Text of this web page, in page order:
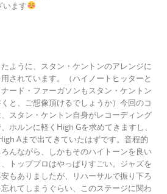
います
ように、スタン・ケントンのアレンジに
されています。（ハイノートヒッターと
ード・ファーガソンもスタン・ケントン
と、ご想像頂けるでしょうか）今回のコ
スタン・ケントン自身がレコーディング
ホルンに軽くHigh Gを求めてきますし、
Aまで出てきていたはずです。音程的
んながら、しかもそのハイトーンを良い
トッププロはやっぱりすごい。ジャズを
もありましたが、リハーサルで振り下ろ
れてしまうぐらい、このステージに関わ